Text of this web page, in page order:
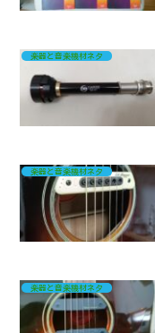
楽器と音楽機材ネタ
楽器と音楽機材ネタ
楽器と音楽機材ネタ